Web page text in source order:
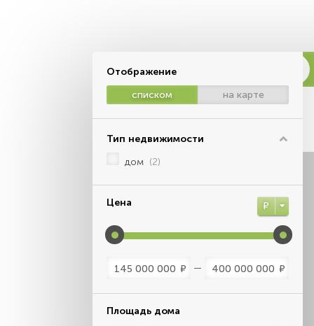
Отображение
списком
на карте
Тип недвижимости
дом (2)
Цена Р
Р Р
Площадь дома